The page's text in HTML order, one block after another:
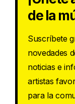
de la
Suscríbete
novedades
noticias e
artistas
para la